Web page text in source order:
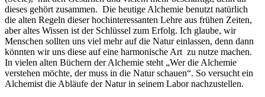
dieses gehört zusammen. Die heutige Alchemie benutzt natürlich
die alten Regeln dieser hochinteressanten Lehre aus frühen Zeiten,
aber altes Wissen ist der Schlüssel zum Erfolg. Ich glaube, wir
Menschen sollten uns viel mehr auf die Natur einlassen, denn dann
könnten wir uns diese auf eine harmonische Art zu nutze machen.
In vielen alten Büchern der Alchemie steht „Wer die Alchemie
verstehen möchte, der muss in die Natur schauen“. So versucht ein
Alchemist die Abläufe der Natur in seinem Labor nachzustellen.